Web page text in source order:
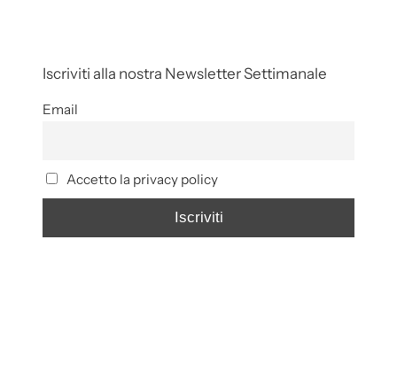
Iscriviti alla nostra Newsletter Settimanale
Email
Accetto la privacy policy